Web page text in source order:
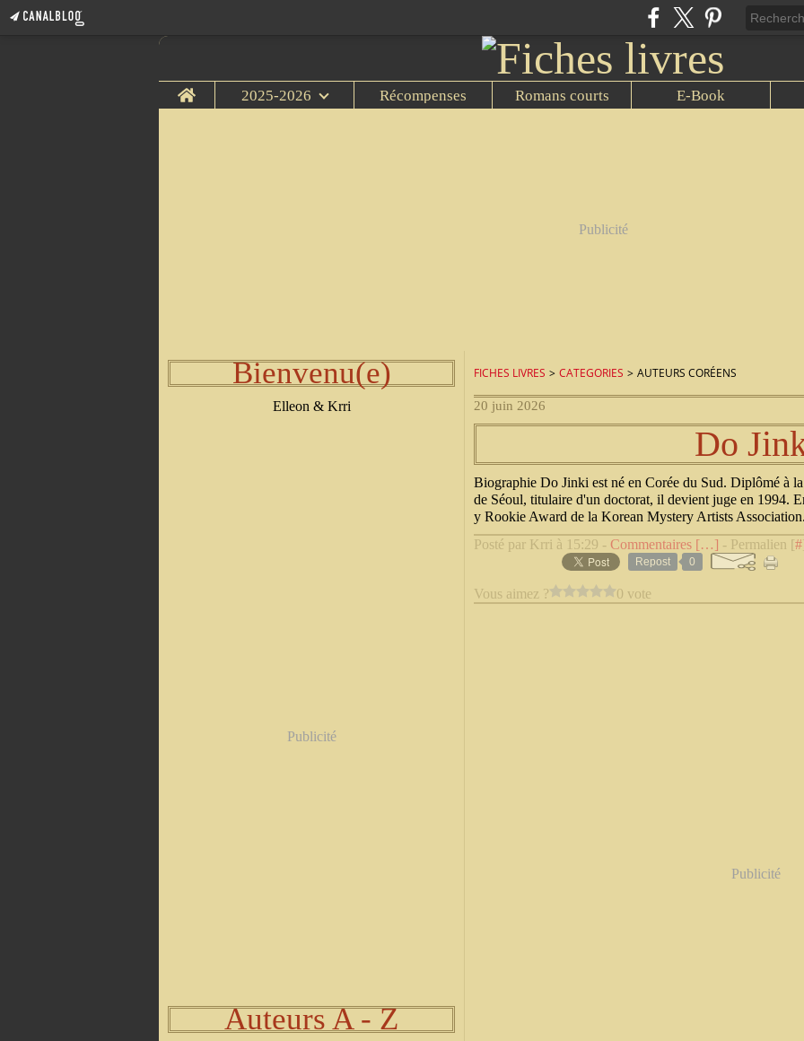
Home 2025-2026 Récompenses Romans courts E-Book
Publicité
Bienvenu(e)
Elleon & Krri
Publicité
Auteurs A - Z
FICHES LIVRES > CATEGORIES > AUTEURS CORÉENS
20 juin 2026
Do
Biographie Do Jinki est né en Corée du Sud. Diplômé à
de Séoul, titulaire d'un doctorat, il devient juge en 1994.
y Rookie Award de la Korean Mystery Artists
Posté par Krri à 15:29 - Commentaires […] - Permalien [#
Repost 0
Vous aimez ? 0 vote
Publicité